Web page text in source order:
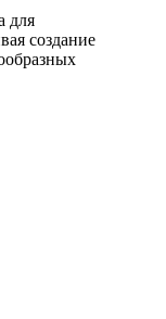
для
создание